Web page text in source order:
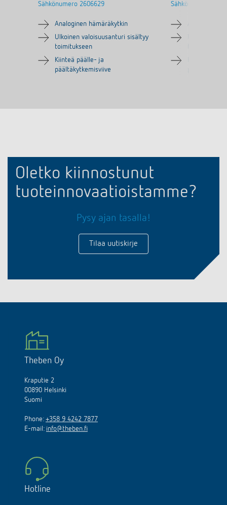
Sähkönumero 2606629
Analoginen hämäräkytkin
Ulkoinen valoisuusanturi sisältyy
toimitukseen
Kiinteä päälle- ja
päältäkytkemisviive
Sähkönumero
Oletko kiinnostunut
tuoteinnovaatioistamme?
Pysy ajan tasalla!
Tilaa uutiskirje
Theben Oy
Kraputie 2
00890 Helsinki
Suomi
Phone: +358 9 4242 7877
E-mail: info@theben.fi
Hotline